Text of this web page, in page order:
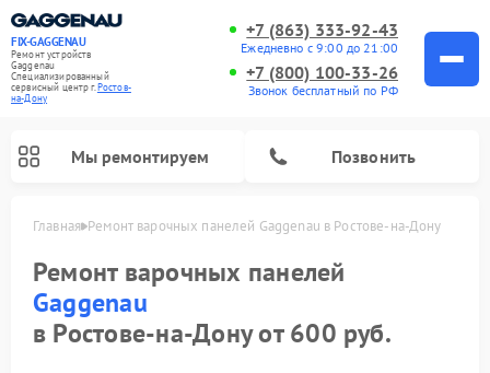
FIX-GAGGENAU
Ремонт устройств
Gaggenau
Специализированный
cервисный центр г.Ростов-
на-Дону
+7 (863) 333-92-43
Ежедневно с 9:00 до 21:00
+7 (800) 100-33-26
Звонок бесплатный по РФ
Мы ремонтируем Позвонить
Главная Ремонт варочных панелей Gaggenau в Ростове-на-Дону
Ремонт варочных панелей
Gaggenau
в Ростове-на-Дону от 600 руб.